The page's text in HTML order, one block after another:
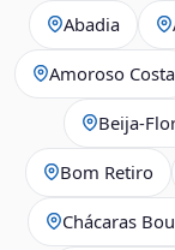
Abadia
Amoroso Costa
Bom Retiro
Chácaras